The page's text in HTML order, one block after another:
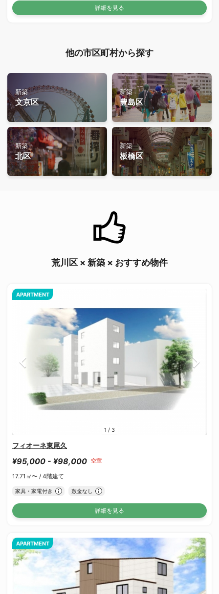
詳細を見る
他の市区町村から探す
新築
文京区
新築
豊島区
新築
北区
新築
板橋区
荒川区 × 新築 × おすすめ物件
1 / 3
APARTMENT
フィオーネ東尾久
¥95,000 - ¥98,000 空室
17.71㎡〜 / 4階建て
家具・家電付き 敷金なし
詳細を見る
APARTMENT